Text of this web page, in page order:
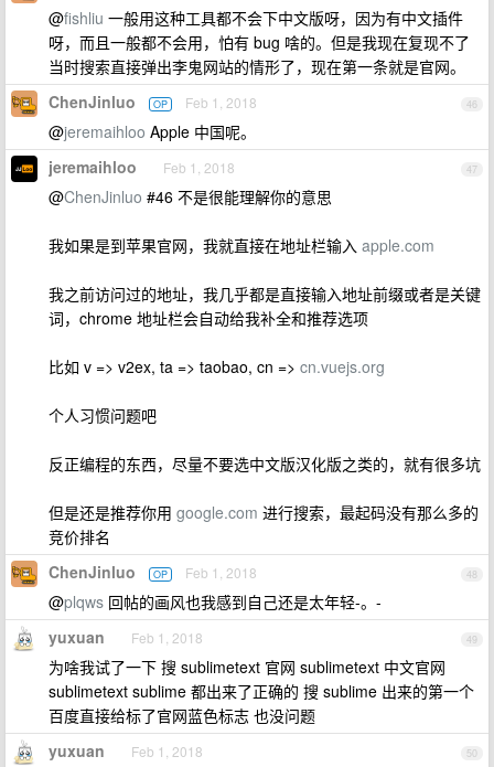
@fishliu 一般用这种工具都不会下中文版呀，因为有中文插件
呀，而且一般都不会用，怕有 bug 啥的。但是我现在复现不了
当时搜索直接弹出李鬼网站的情形了，现在第一条就是官网。
46
ChenJinluo OP Feb 1, 2018
@jeremaihloo Apple 中国呢。
47
jeremaihloo Feb 1, 2018
@ChenJinluo #46 不是很能理解你的意思
我如果是到苹果官网，我就直接在地址栏输入 apple.com
我之前访问过的地址，我几乎都是直接输入地址前缀或者是关键
词，chrome 地址栏会自动给我补全和推荐选项
比如 v => v2ex, ta => taobao, cn => cn.vuejs.org
个人习惯问题吧
反正编程的东西，尽量不要选中文版汉化版之类的，就有很多坑
但是还是推荐你用 google.com 进行搜索，最起码没有那么多的
竞价排名
48
ChenJinluo OP Feb 1, 2018
@plqws 回帖的画风也我感到自己还是太年轻-。-
49
yuxuan Feb 1, 2018
为啥我试了一下 搜 sublimetext 官网 sublimetext 中文官网
sublimetext sublime 都出来了正确的 搜 sublime 出来的第一个
百度直接给标了官网蓝色标志 也没问题
50
yuxuan Feb 1, 2018